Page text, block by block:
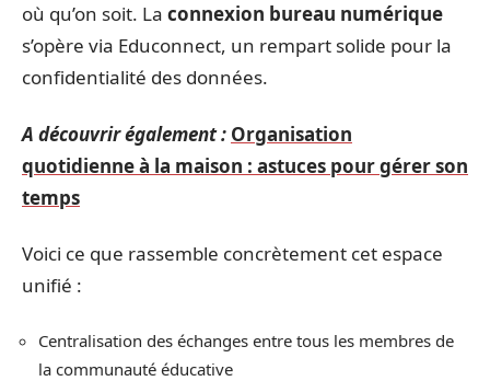
où qu’on soit. La connexion bureau numérique
s’opère via Educonnect, un rempart solide pour la
confidentialité des données.
A découvrir également : Organisation
quotidienne à la maison : astuces pour gérer son
temps
Voici ce que rassemble concrètement cet espace
unifié :
Centralisation des échanges entre tous les membres de
la communauté éducative